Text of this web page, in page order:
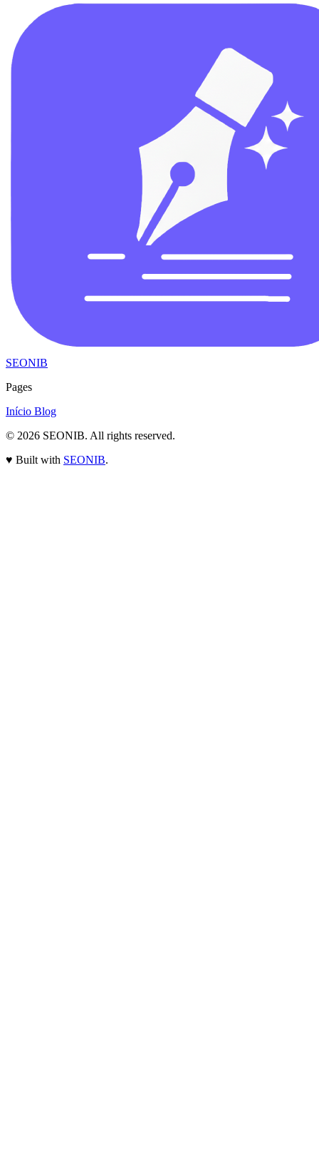
SEONIB
Pages
Início Blog
© 2026 SEONIB. All rights reserved.
♥ Built with SEONIB.